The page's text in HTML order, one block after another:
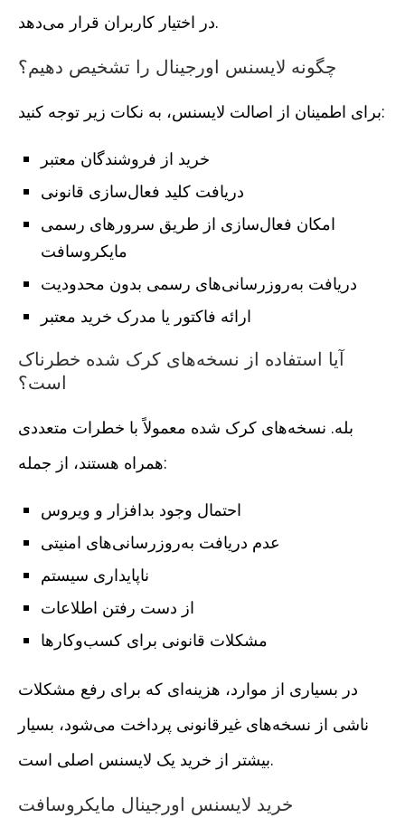
در اختیار کاربران قرار می‌دهد.
چگونه لایسنس اورجینال را تشخیص دهیم؟
برای اطمینان از اصالت لایسنس، به نکات زیر توجه کنید:
خرید از فروشندگان معتبر
دریافت کلید فعال‌سازی قانونی
امکان فعال‌سازی از طریق سرورهای رسمی
مایکروسافت
دریافت به‌روزرسانی‌های رسمی بدون محدودیت
ارائه فاکتور یا مدرک خرید معتبر
آیا استفاده از نسخه‌های کرک شده خطرناک
است؟
بله. نسخه‌های کرک شده معمولاً با خطرات متعددی
همراه هستند، از جمله:
احتمال وجود بدافزار و ویروس
عدم دریافت به‌روزرسانی‌های امنیتی
ناپایداری سیستم
از دست رفتن اطلاعات
مشکلات قانونی برای کسب‌وکارها
در بسیاری از موارد، هزینه‌ای که برای رفع مشکلات
ناشی از نسخه‌های غیرقانونی پرداخت می‌شود، بسیار
بیشتر از خرید یک لایسنس اصلی است.
خرید لایسنس اورجینال مایکروسافت